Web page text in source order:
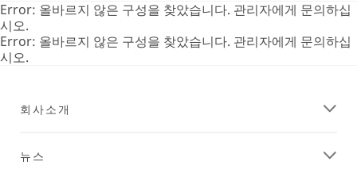
Error: 올바르지 않은 구성을 찾았습니다. 관리자에게 문의하십
시오.
Error: 올바르지 않은 구성을 찾았습니다. 관리자에게 문의하십
시오.
회사소개
뉴스